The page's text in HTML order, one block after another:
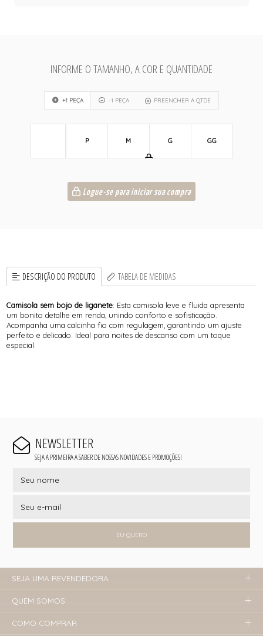
INFORME O TAMANHO, A COR E QUANTIDADE
+1 PEÇA -1 PEÇA PREENCHER A QTDE
P M G GG
Logue-se para iniciar sua compra
DESCRIÇÃO DO PRODUTO TABELA DE MEDIDAS
Camisola sem bojo de liganete: Esta camisola leve e fluida apresenta
um bonito detalhe em renda, unindo conforto e sofisticação.
Acompanha uma calcinha fio com regulagem, garantindo um ajuste
perfeito e delicado. Ideal para noites de descanso com um toque
especial.
NEWSLETTER
SEJA A PRIMEIRA A SABER DE NOSSAS NOVIDADES E PROMOÇÕES!
EU QUERO
SEJA UMA REVENDEDORA
QUEM SOMOS
COMO COMPRAR